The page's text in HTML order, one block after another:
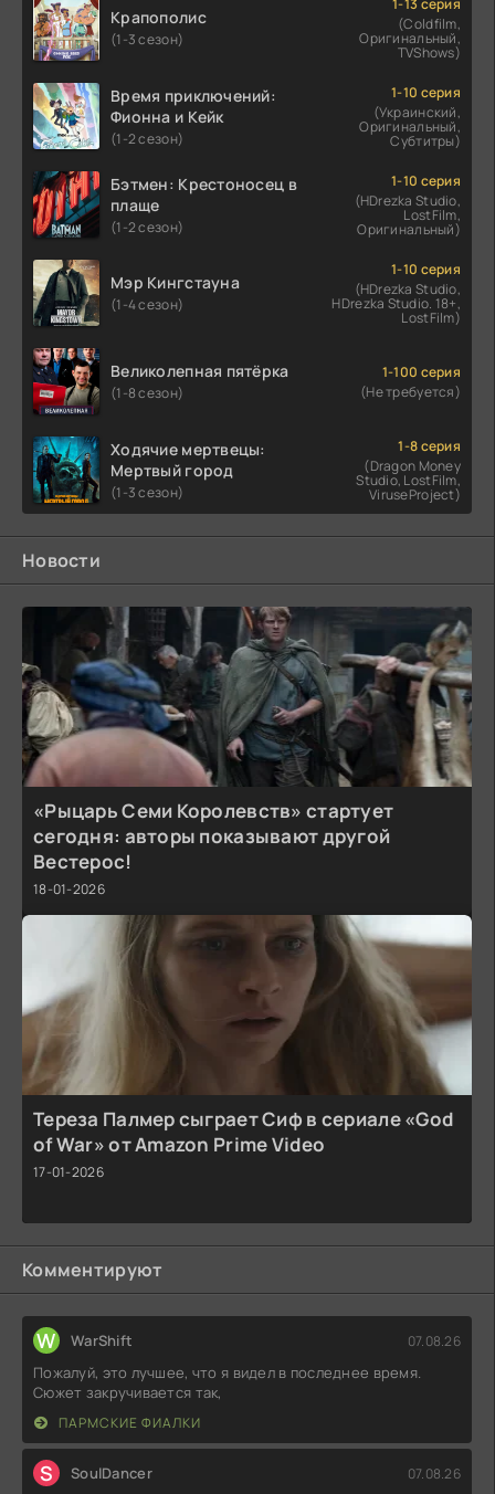
Крапополис
(1-3 сезон)
(Coldfilm,
Оригинальный,
TVShows)
Время приключений:
Фионна и Кейк
(1-2 сезон)
1-10 серия
(Украинский,
Оригинальный,
Субтитры)
Бэтмен: Крестоносец в
плаще
(1-2 сезон)
1-10 серия
(HDrezka Studio,
LostFilm,
Оригинальный)
Мэр Кингстауна
(1-4 сезон)
1-10 серия
(HDrezka Studio,
HDrezka Studio. 18+,
LostFilm)
Великолепная пятёрка
(1-8 сезон)
1-100 серия
(Не требуется)
Ходячие мертвецы:
Мертвый город
(1-3 сезон)
1-8 серия
(Dragon Money
Studio, LostFilm,
ViruseProject)
Новости
«Рыцарь Семи Королевств» стартует
сегодня: авторы показывают другой
Вестерос!
18-01-2026
Тереза Палмер сыграет Сиф в сериале «God
of War» от Amazon Prime Video
17-01-2026
Комментируют
W WarShift 07.08.26
Пожалуй, это лучшее, что я видел в последнее время.
Сюжет закручивается так,
ПАРМСКИЕ ФИАЛКИ
S SoulDancer 07.08.26